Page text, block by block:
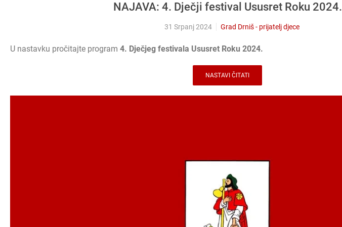
NAJAVA: 4. Dječji festival Ususret Roku 2024.
31 Srpanj 2024 Grad Drniš - prijatelj djece
U nastavku pročitajte program 4. Dječjeg festivala Ususret Roku 2024.
NASTAVI ČITATI